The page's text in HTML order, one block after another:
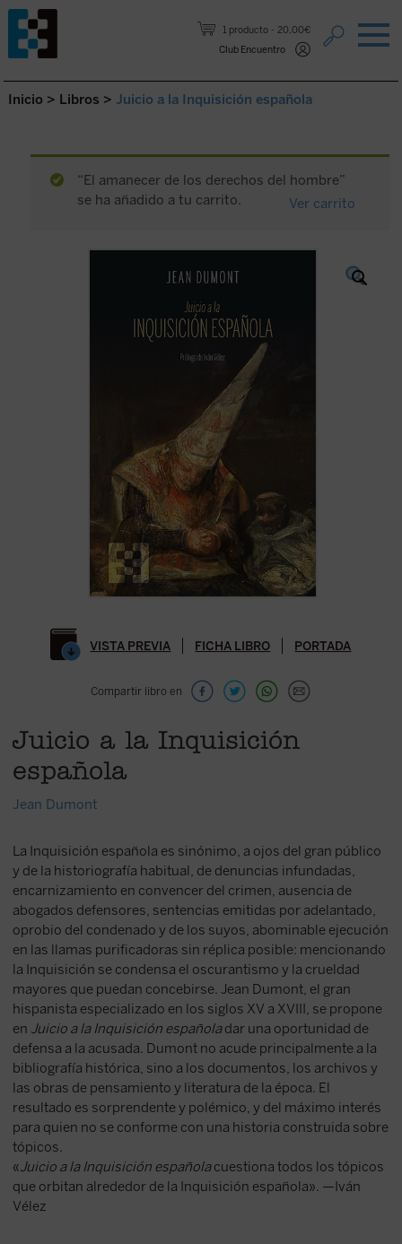
1 producto
20,00€
Club Encuentro
Saltar al contenido.
Inicio > Libros > Juicio a la Inquisición española
“El amanecer de los derechos del hombre”
se ha añadido a tu carrito.
Ver carrito
VISTA PREVIA FICHA LIBRO PORTADA
Compartir libro en
Juicio a la Inquisición
española
Jean Dumont
La Inquisición española es sinónimo, a ojos del gran público
y de la historiografía habitual, de denuncias infundadas,
encarnizamiento en convencer del crimen, ausencia de
abogados defensores, sentencias emitidas por adelantado,
oprobio del condenado y de los suyos, abominable ejecución
en las llamas purificadoras sin réplica posible: mencionando
la Inquisición se condensa el oscurantismo y la crueldad
mayores que puedan concebirse. Jean Dumont, el gran
hispanista especializado en los siglos XV a XVIII, se propone
en Juicio a la Inquisición españoladar una oportunidad de
defensa a la acusada. Dumont no acude principalmente a la
bibliografía histórica, sino a los documentos, los archivos y
las obras de pensamiento y literatura de la época. El
resultado es sorprendente y polémico, y del máximo interés
para quien no se conforme con una historia construida sobre
tópicos.
«Juicio a la Inquisición españolacuestiona todos los tópicos
que orbitan alrededor de la Inquisición española». —Iván
Vélez